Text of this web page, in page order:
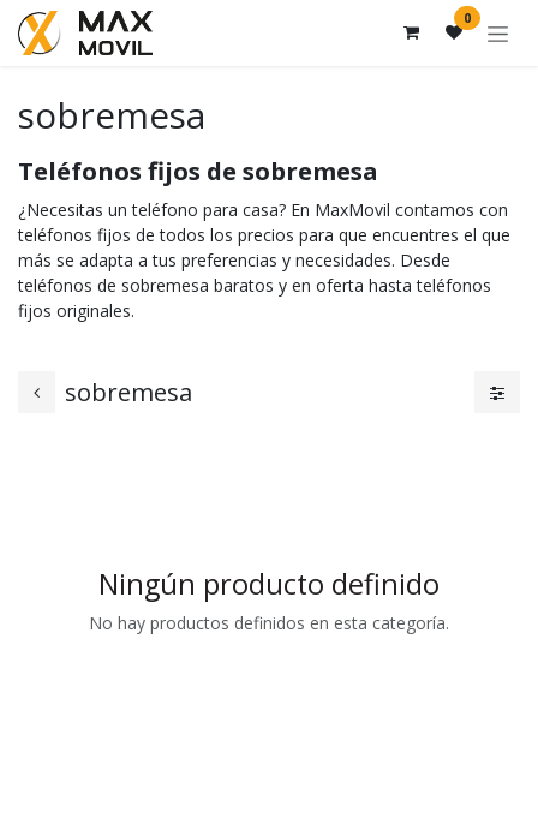
Ir al contenido 0
sobremesa
Teléfonos fijos de sobremesa
¿Necesitas un teléfono para casa? En MaxMovil contamos con
teléfonos fijos de todos los precios para que encuentres el que
más se adapta a tus preferencias y necesidades. Desde
teléfonos de sobremesa baratos y en oferta hasta teléfonos
fijos originales.
sobremesa
Ningún producto definido
No hay productos definidos en esta categoría.